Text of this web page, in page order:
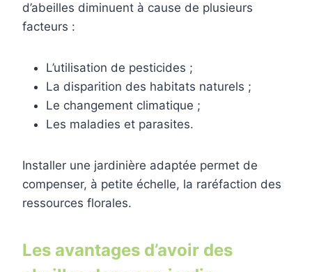
d’abeilles diminuent à cause de plusieurs
facteurs :
L’utilisation de pesticides ;
La disparition des habitats naturels ;
Le changement climatique ;
Les maladies et parasites.
Installer une jardinière adaptée permet de
compenser, à petite échelle, la raréfaction des
ressources florales.
Les avantages d’avoir des